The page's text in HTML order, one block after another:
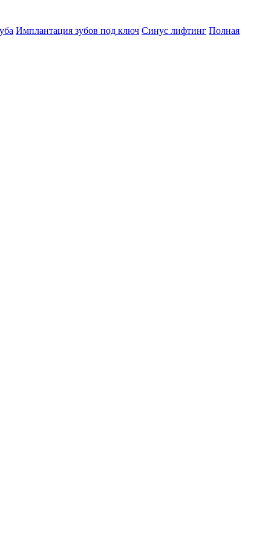
Имплантация зубов под ключ Синус лифтинг Полная